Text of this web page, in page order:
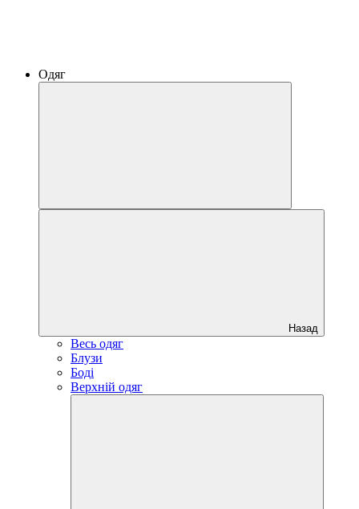
Одяг
Назад
Весь одяг
Блузи
Боді
Верхній одяг